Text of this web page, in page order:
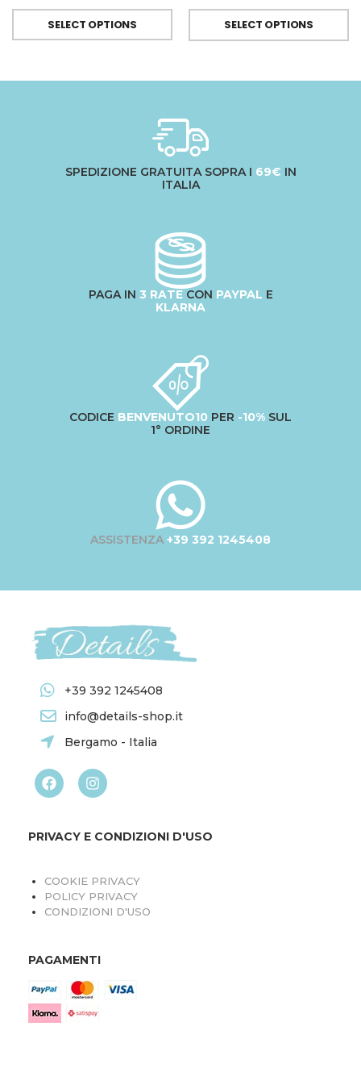
SELECT OPTIONS SELECT OPTIONS
SPEDIZIONE GRATUITA SOPRA I 69€ IN
ITALIA
PAGA IN 3 RATECON PAYPAL E
KLARNA
CODICE BENVENUTO10 PER -10% SUL
1° ORDINE
ASSISTENZA +39 392 1245408
+39 392 1245408
info@details-shop.it
Bergamo - Italia
PRIVACY E CONDIZIONI D'USO
COOKIE PRIVACY
POLICY PRIVACY
CONDIZIONI D'USO
PAGAMENTI